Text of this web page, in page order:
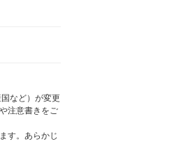
など）が変更
注意書きをご
す。あらかじ